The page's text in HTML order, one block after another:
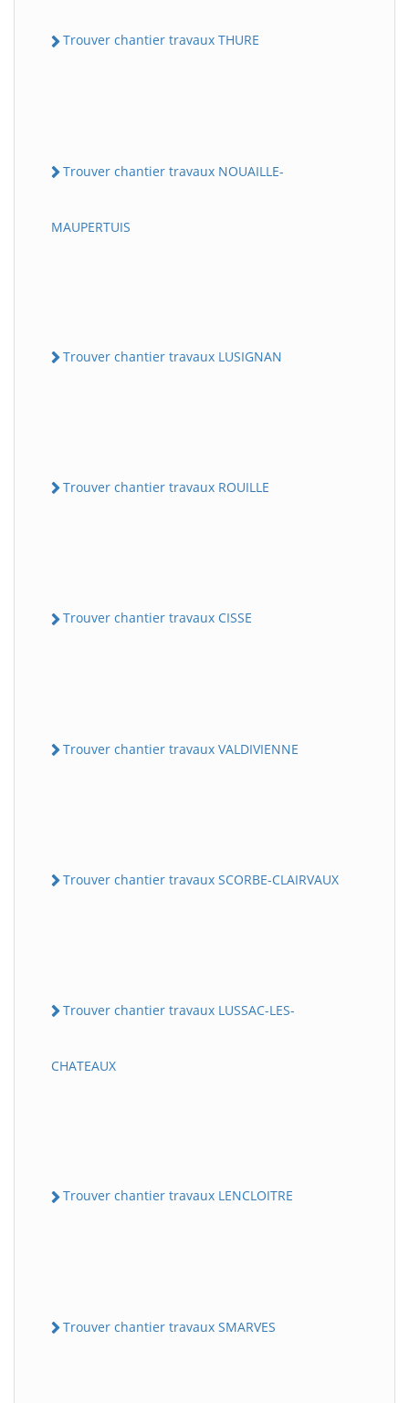
Trouver chantier travaux THURE
Trouver chantier travaux NOUAILLE-
MAUPERTUIS
Trouver chantier travaux LUSIGNAN
Trouver chantier travaux ROUILLE
Trouver chantier travaux CISSE
Trouver chantier travaux VALDIVIENNE
Trouver chantier travaux SCORBE-CLAIRVAUX
Trouver chantier travaux LUSSAC-LES-
CHATEAUX
Trouver chantier travaux LENCLOITRE
Trouver chantier travaux SMARVES